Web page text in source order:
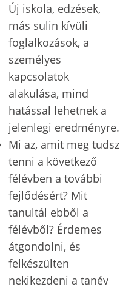
Új iskola, edzések,
más sulin kívüli
foglalkozások, a
személyes
kapcsolatok
alakulása, mind
hatással lehetnek a
jelenlegi eredményre.
Mi az, amit meg tudsz
tenni a következő
félévben a további
fejlődésért? Mit
tanultál ebből a
félévből? Érdemes
átgondolni, és
felkészülten
nekikezdeni a tanév